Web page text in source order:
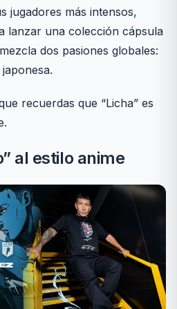
jugadores más intensos,
lanzar una colección cápsula
dos pasiones globales:
recuerdas que “Licha” es
al estilo anime